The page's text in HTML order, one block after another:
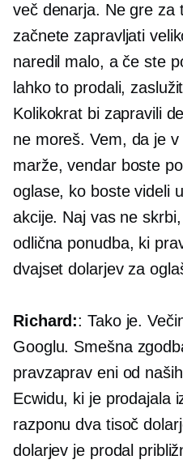
več denarja. Ne gre za
začnete zapravljati
naredil malo, a če ste
lahko to prodali,
Kolikokrat bi zapravili
ne moreš. Vem, da je
marže, vendar boste
oglase, ko boste videli
akcije. Naj vas ne
odlična ponudba, ki
dvajset dolarjev za
Richard:: Tako je.
Googlu. Smešna
pravzaprav eni od
Ecwidu, ki je prodajala
razponu dva tisoč
dolarjev je prodal